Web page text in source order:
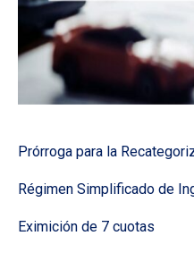
Prórroga para la
Régimen Simplificado de
Eximición de 7 cuotas